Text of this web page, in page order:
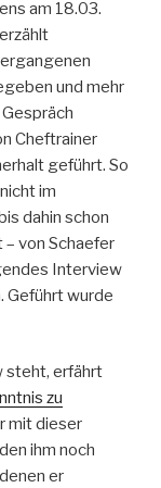
am 18.03.
und mehr
Cheftrainer
geführt. So
im
dahin schon
von Schaefer
Interview
Geführt wurde
steht, erfährt
zu
mit dieser
ihm noch
er